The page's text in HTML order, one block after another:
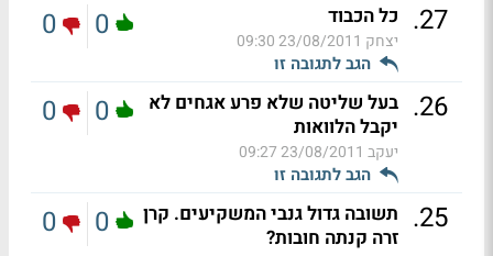
27
. כל הכבוד
יצחק 23/08/2011 09:30
הגב לתגובה זו
0
0
26
.
בעל שליטה שלא פרע אגחים לא
יקבל הלוואות
יעקב 23/08/2011 09:27
הגב לתגובה זו
0
0
25
. תשובה גדול גנבי המשקיעים. קרן
זרה קנתה חובות?
0
0